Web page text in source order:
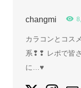
changmi
カラコンとコス
系❢❢ レポで皆
に…♥